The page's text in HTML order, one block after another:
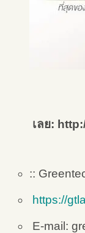
เลย:
::
https://
E-mail: